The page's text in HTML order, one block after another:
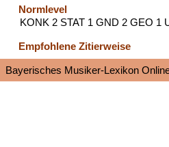
Normlevel
KONK 2 STAT 1 GND 2 GEO 1
Empfohlene Zitierweise
Bayerisches Musiker-Lexikon